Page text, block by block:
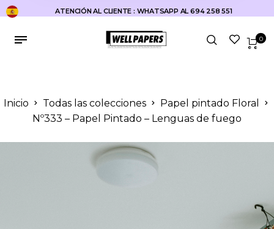
ATENCIÓN AL CLIENTE : WHATSAPP AL 694 258 551
0
Inicio Todas las colecciones
Papel pintado Floral
Nº333 – Papel Pintado – Lenguas de fuego